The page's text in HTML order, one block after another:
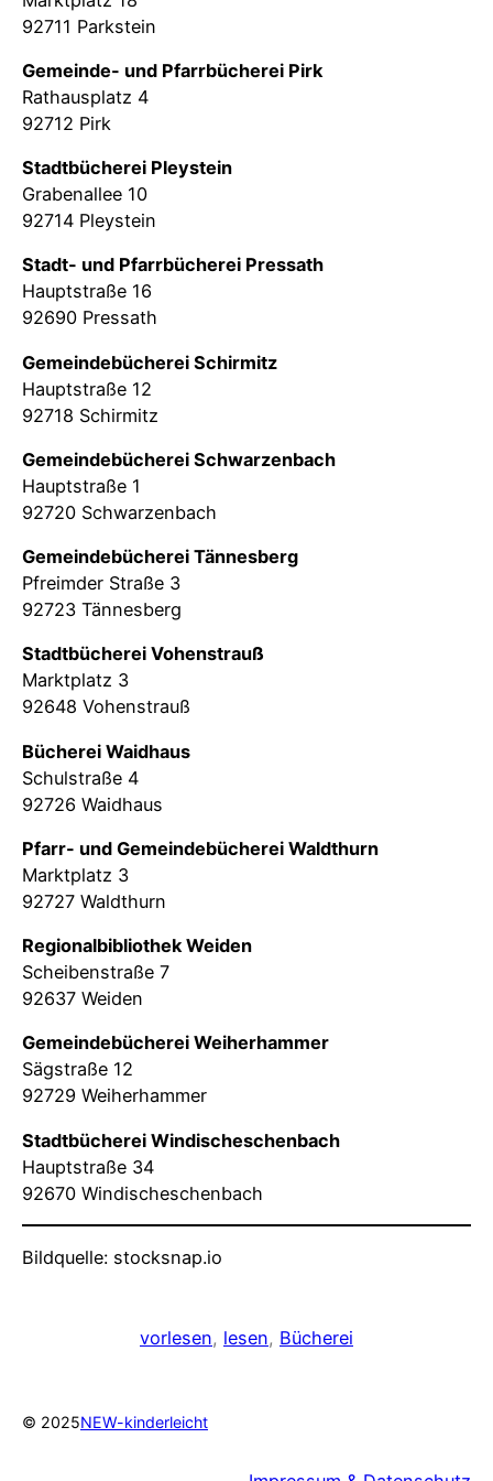
92711 Parkstein
Gemeinde- und Pfarrbücherei Pirk
Rathausplatz 4
92712 Pirk
Stadtbücherei Pleystein
Grabenallee 10
92714 Pleystein
Stadt- und Pfarrbücherei Pressath
Hauptstraße 16
92690 Pressath
Gemeindebücherei Schirmitz
Hauptstraße 12
92718 Schirmitz
Gemeindebücherei Schwarzenbach
Hauptstraße 1
92720 Schwarzenbach
Gemeindebücherei Tännesberg
Pfreimder Straße 3
92723 Tännesberg
Stadtbücherei Vohenstrauß
Marktplatz 3
92648 Vohenstrauß
Bücherei Waidhaus
Schulstraße 4
92726 Waidhaus
Pfarr- und Gemeindebücherei Waldthurn
Marktplatz 3
92727 Waldthurn
Regionalbibliothek Weiden
Scheibenstraße 7
92637 Weiden
Gemeindebücherei Weiherhammer
Sägstraße 12
92729 Weiherhammer
Stadtbücherei Windischeschenbach
Hauptstraße 34
92670 Windischeschenbach
Bildquelle: stocksnap.io
vorlesen, lesen, Bücherei
© 2025NEW-kinderleicht